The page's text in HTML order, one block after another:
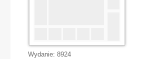
Wydanie: 8924